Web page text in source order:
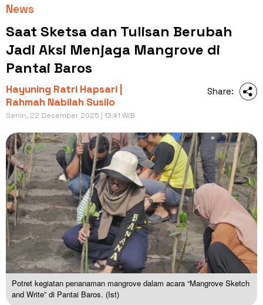
News
Saat Sketsa dan Tulisan Berubah
Jadi Aksi Menjaga Mangrove di
Pantai Baros
Hayuning Ratri Hapsari |
Rahmah Nabilah Susilo
Senin, 22 Desember 2025 | 13:41 WIB
Share:
Potret kegiatan penanaman mangrove dalam acara “Mangrove Sketch
and Write” di Pantai Baros. (Ist)